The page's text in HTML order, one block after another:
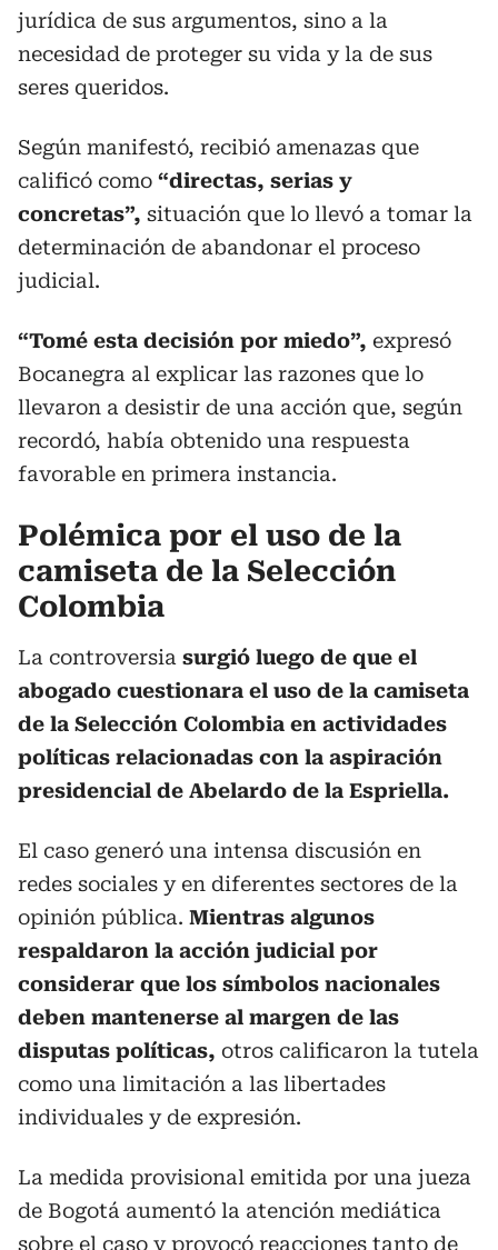
jurídica de sus argumentos, sino a la
necesidad de proteger su vida y la de sus
seres queridos.
Según manifestó, recibió amenazas que
calificó como “directas, serias y
concretas”, situación que lo llevó a tomar la
determinación de abandonar el proceso
judicial.
“Tomé esta decisión por miedo”, expresó
Bocanegra al explicar las razones que lo
llevaron a desistir de una acción que, según
recordó, había obtenido una respuesta
favorable en primera instancia.
Polémica por el uso de la
camiseta de la Selección
Colombia
La controversia surgió luego de que el
abogado cuestionara el uso de la camiseta
de la Selección Colombia en actividades
políticas relacionadas con la aspiración
presidencial de Abelardo de la Espriella.
El caso generó una intensa discusión en
redes sociales y en diferentes sectores de la
opinión pública. Mientras algunos
respaldaron la acción judicial por
considerar que los símbolos nacionales
deben mantenerse al margen de las
disputas políticas, otros calificaron la tutela
como una limitación a las libertades
individuales y de expresión.
La medida provisional emitida por una jueza
de Bogotá aumentó la atención mediática
sobre el caso y provocó reacciones tanto de